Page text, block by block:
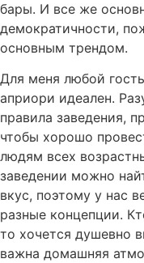
бары. И все же
демократичности,
основным трендом.
Для меня любой
априори идеален.
правила заведения,
чтобы хорошо
людям всех
заведении можно
вкус, поэтому у нас
разные концепции.
то хочется душевно
важна домашняя